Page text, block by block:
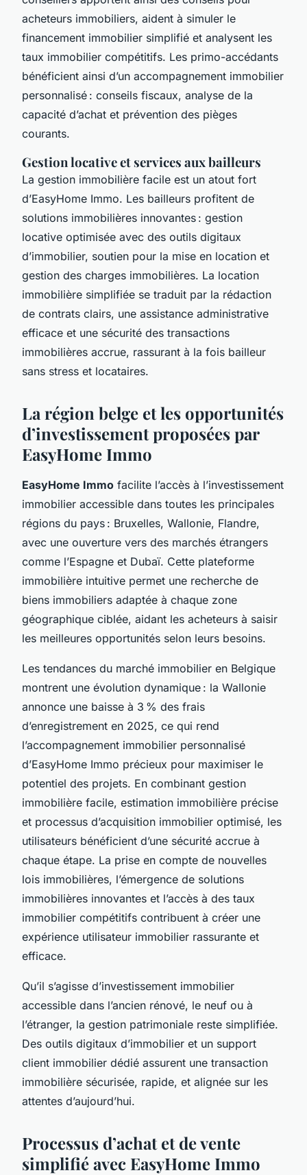
acheteurs immobiliers, aident à simuler le
financement immobilier simplifié et analysent les
taux immobilier compétitifs. Les primo-accédants
bénéficient ainsi d’un accompagnement immobilier
personnalisé : conseils fiscaux, analyse de la
capacité d’achat et prévention des pièges
courants.
Gestion locative et services aux bailleurs
La gestion immobilière facile est un atout fort
d’EasyHome Immo. Les bailleurs profitent de
solutions immobilières innovantes : gestion
locative optimisée avec des outils digitaux
d’immobilier, soutien pour la mise en location et
gestion des charges immobilières. La location
immobilière simplifiée se traduit par la rédaction
de contrats clairs, une assistance administrative
efficace et une sécurité des transactions
immobilières accrue, rassurant à la fois bailleur
sans stress et locataires.
La région belge et les opportunités
d’investissement proposées par
EasyHome Immo
EasyHome Immo facilite l’accès à l’investissement
immobilier accessible dans toutes les principales
régions du pays : Bruxelles, Wallonie, Flandre,
avec une ouverture vers des marchés étrangers
comme l’Espagne et Dubaï. Cette plateforme
immobilière intuitive permet une recherche de
biens immobiliers adaptée à chaque zone
géographique ciblée, aidant les acheteurs à saisir
les meilleures opportunités selon leurs besoins.
Les tendances du marché immobilier en Belgique
montrent une évolution dynamique : la Wallonie
annonce une baisse à 3 % des frais
d’enregistrement en 2025, ce qui rend
l’accompagnement immobilier personnalisé
d’EasyHome Immo précieux pour maximiser le
potentiel des projets. En combinant gestion
immobilière facile, estimation immobilière précise
et processus d’acquisition immobilier optimisé, les
utilisateurs bénéficient d’une sécurité accrue à
chaque étape. La prise en compte de nouvelles
lois immobilières, l’émergence de solutions
immobilières innovantes et l’accès à des taux
immobilier compétitifs contribuent à créer une
expérience utilisateur immobilier rassurante et
efficace.
Qu’il s’agisse d’investissement immobilier
accessible dans l’ancien rénové, le neuf ou à
l’étranger, la gestion patrimoniale reste simplifiée.
Des outils digitaux d’immobilier et un support
client immobilier dédié assurent une transaction
immobilière sécurisée, rapide, et alignée sur les
attentes d’aujourd’hui.
Processus d’achat et de vente
simplifié avec EasyHome Immo